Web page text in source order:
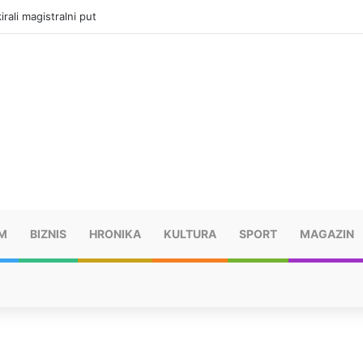
u selima kod Trebinja
BIZNIS HRONIKA KULTURA SPORT MAGAZIN